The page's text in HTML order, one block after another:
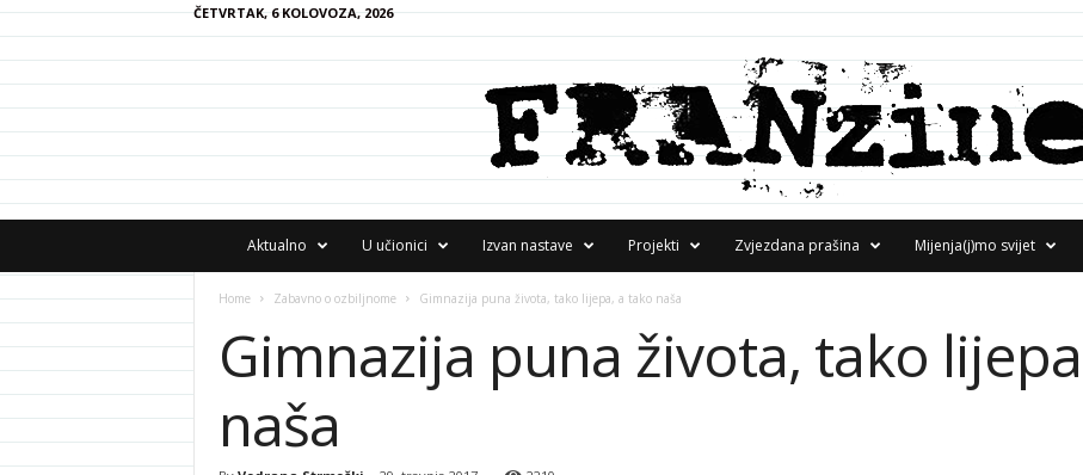
ČETVRTAK, 6 KOLOVOZA, 2026
A
Aktualno U učionici Izvan nastave Projekti Zvjezdana prašina Mijenja(j)mo svijet
Home Zabavno o ozbiljnome Gimnazija puna života, tako lijepa, a tako naša
Gimnazija puna života, tako
naša